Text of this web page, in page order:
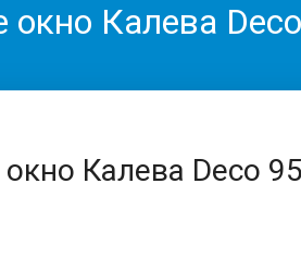
окно Калева
Калева Deco